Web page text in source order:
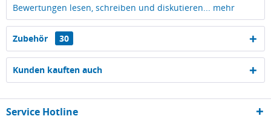
Bewertungen lesen, schreiben und diskutieren... mehr
Zubehör 30
Kunden kauften auch
Service Hotline